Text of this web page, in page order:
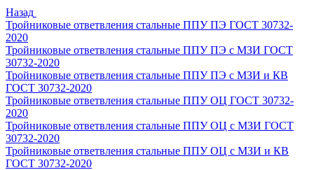
Назад
Тройниковые ответвления стальные ППУ ПЭ ГОСТ 30732-
2020
Тройниковые ответвления стальные ППУ ПЭ с МЗИ ГОСТ
30732-2020
Тройниковые ответвления стальные ППУ ПЭ с МЗИ и КВ
ГОСТ 30732-2020
Тройниковые ответвления стальные ППУ ОЦ ГОСТ 30732-
2020
Тройниковые ответвления стальные ППУ ОЦ с МЗИ ГОСТ
30732-2020
Тройниковые ответвления стальные ППУ ОЦ с МЗИ и КВ
ГОСТ 30732-2020